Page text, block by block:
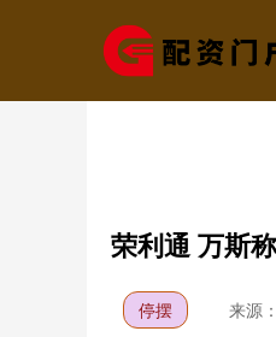
荣利通 万斯
停摆 来源